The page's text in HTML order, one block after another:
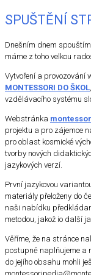
SPUŠTĚNÍ
Dnešním dnem
máme z toho velkou
Vytvoření a provozování
MONTESSORI DO ŠKOL
vzdělávacího systému
Webstránka
projektu a pro zájemce
pro oblast kosmické
tvorby nových
jazykových verzí.
První jazykovou
materiály přeloženy do
naši nabídku
metodou, jakož io další
Věříme, že na stránce
postupně naplňujeme a
do jejího obsahu mohli